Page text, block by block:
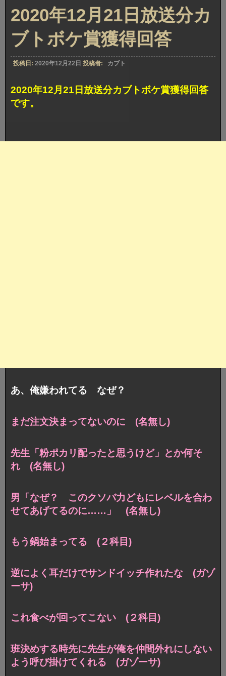
2020年12月21日放送分カ
ブトボケ賞獲得回答
投稿日: 2020年12月22日 投稿者: カブト
2020年12月21日放送分カブトボケ賞獲得回答
です。
あ、俺嫌われてる なぜ？
まだ注文決まってないのに (名無し)
先生「粉ポカリ配ったと思うけど」とか何そ
れ (名無し)
男「なぜ？ このクソバ力どもにレベルを合わ
せてあげてるのに……」 (名無し)
もう鍋始まってる (２科目)
逆によく耳だけでサンドイッチ作れたな (ガゾ
ーサ)
これ食べが回ってこない (２科目)
班決めする時先に先生が俺を仲間外れにしない
よう呼び掛けてくれる (ガゾーサ)